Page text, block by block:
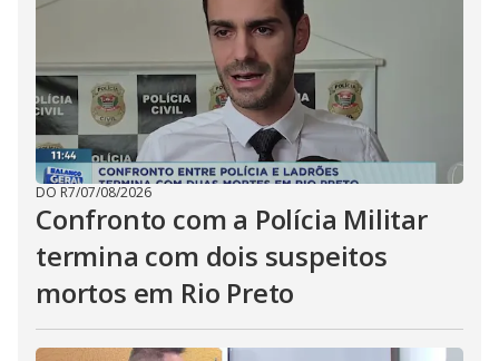
DO R7/07/08/2026
Confronto com a Polícia Militar
termina com dois suspeitos
mortos em Rio Preto